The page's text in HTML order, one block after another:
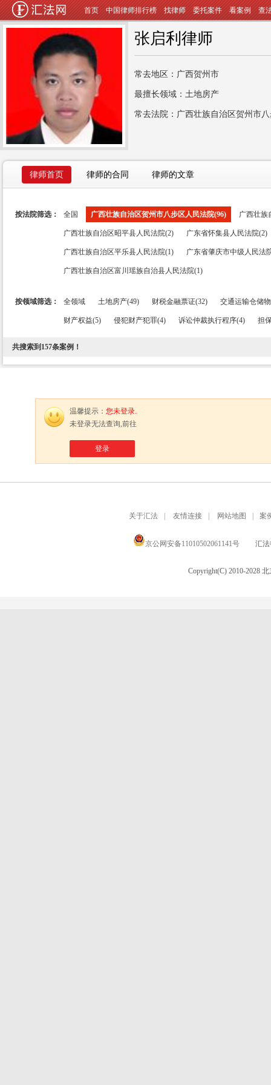
首页 中国律师排行榜 找律师 委托案件 看案例 查
张启利律师
常去地区：广西贺州市
最擅长领域：土地房产
常去法院：广西壮族自治区贺州市
律师首页 律师的合同 律师的文章
按法院筛选： 全国 广西壮族自治区贺州市八步区人民法院(96) 广西壮族
广西壮族自治区昭平县人民法院(2) 广东省怀集县人民法院(2)
广西壮族自治区平乐县人民法院(1) 广东省肇庆市中级人民法
广西壮族自治区富川瑶族自治县人民法院(1)
按领域筛选： 全领域 土地房产(49) 财税金融票证(32) 交通运输仓储
财产权益(5) 侵犯财产犯罪(4) 诉讼仲裁执行程序(4) 担
共搜索到 157条案例！
温馨提示： 您未登录.
未登录无法查询,前往
登录
关于汇法 友情连接 网站地图 案
京公网安备11010502061141号 汇法
Copyright(C) 2010-2028